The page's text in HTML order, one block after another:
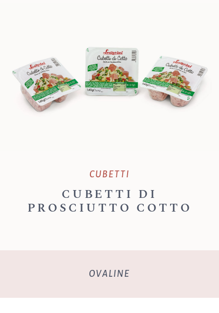
CUBETTI
CUBETTI DI
PROSCIUTTO COTTO
OVALINE